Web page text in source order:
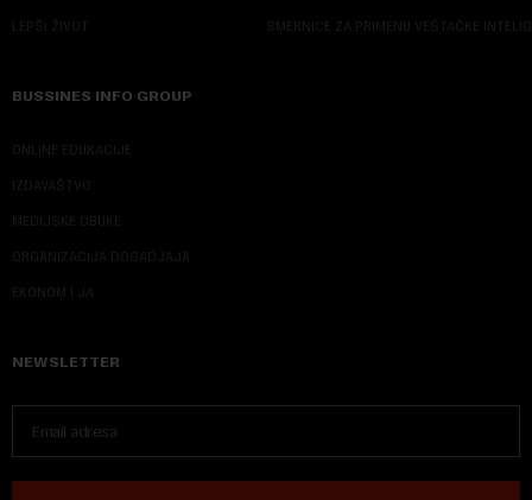
LEPŠI ŽIVOT SMERNICE ZA PRIMENU VEŠTAČKE
BUSSINES INFO GROUP
ONLINE EDUKACIJE
IZDAVAŠTVO
MEDIJSKE OBUKE
ORGANIZACIJA DOGADJAJA
EKONOM I JA
NEWSLETTER